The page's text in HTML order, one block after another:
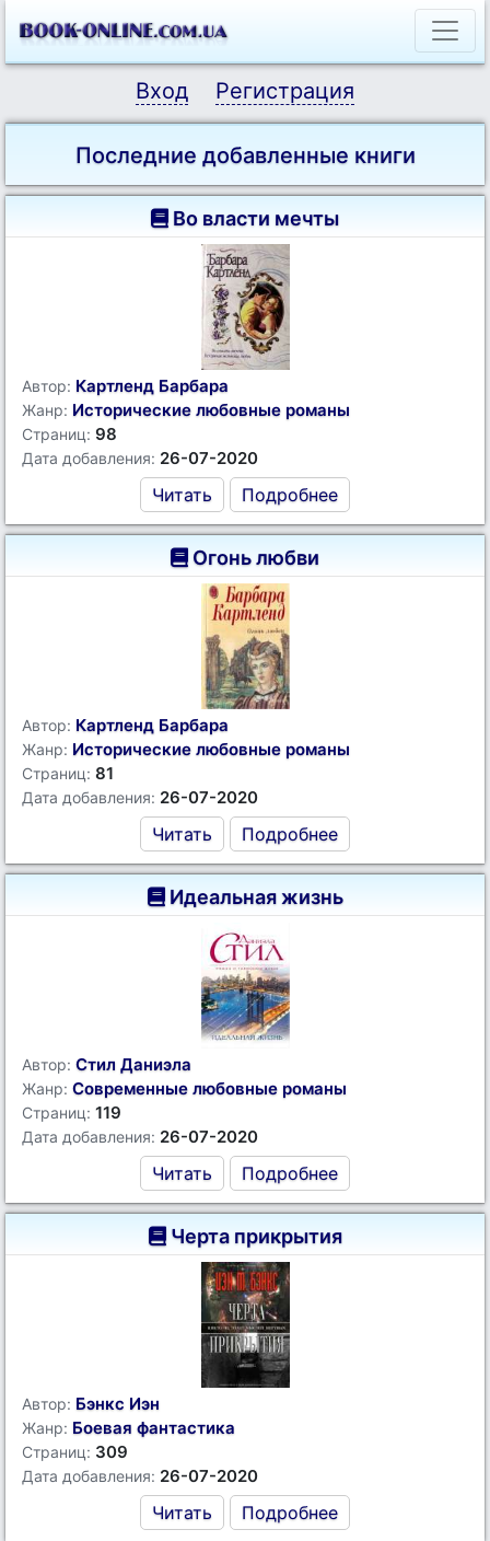
Вход Регистрация
Последние добавленные книги
Во власти мечты
Автор: Картленд Барбара
Жанр: Исторические любовные романы
Страниц: 98
Дата добавления: 26-07-2020
Читать Подробнее
Огонь любви
Автор: Картленд Барбара
Жанр: Исторические любовные романы
Страниц: 81
Дата добавления: 26-07-2020
Читать Подробнее
Идеальная жизнь
Автор: Стил Даниэла
Жанр: Современные любовные романы
Страниц: 119
Дата добавления: 26-07-2020
Читать Подробнее
Черта прикрытия
Автор: Бэнкс Иэн
Жанр: Боевая фантастика
Страниц: 309
Дата добавления: 26-07-2020
Читать Подробнее